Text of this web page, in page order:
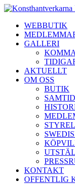
Fortsätt
innehålletWEBBUTIK
GALLERI
AKTUELLT
OM OSS
BUTIK
KONTAKT
OFFENTLIG